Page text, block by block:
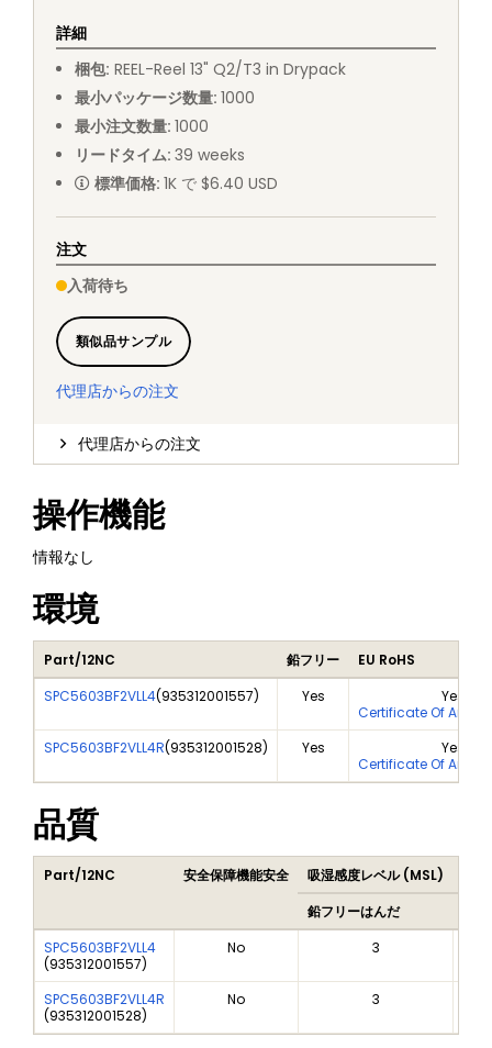
詳細
梱包: REEL-Reel 13" Q2/T3 in Drypack
最小パッケージ数量: 1000
最小注文数量: 1000
リードタイム: 39 weeks
標準価格: 1K で $6.40 USD
注文
入荷待ち
類似品サンプル
代理店からの注文
代理店からの注文
操作機能
情報なし
環境
Part/12NC 鉛フリー
EU RoHS
SPC5603BF2VLL4(935312001557) Yes
Yes
Certificate Of
SPC5603BF2VLL4R(935312001528) Yes
Yes
Certificate Of
品質
Part/12NC 安全保障機能安全 吸湿感度レベル (MSL)
鉛フリーはんだ
SPC5603BF2VLL4
(935312001557)
No 3
SPC5603BF2VLL4R
(935312001528)
No 3